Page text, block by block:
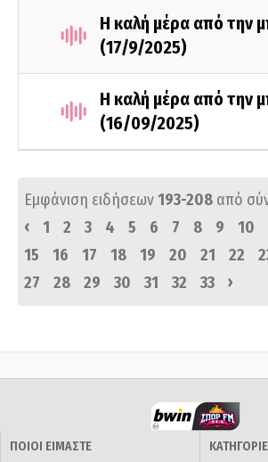
Η καλή μέρα από την
(17/9/2025)
Η καλή μέρα από την
(16/09/2025)
Εμφάνιση ειδήσεων193-208 από
‹
1 2 3 4 5 6 7 8 9 10
15
16 17 18 19 20 21 22
27
28 29 30 31 32 33 ›
ΠΟΙΟΙ ΕΙΜΑΣΤΕ